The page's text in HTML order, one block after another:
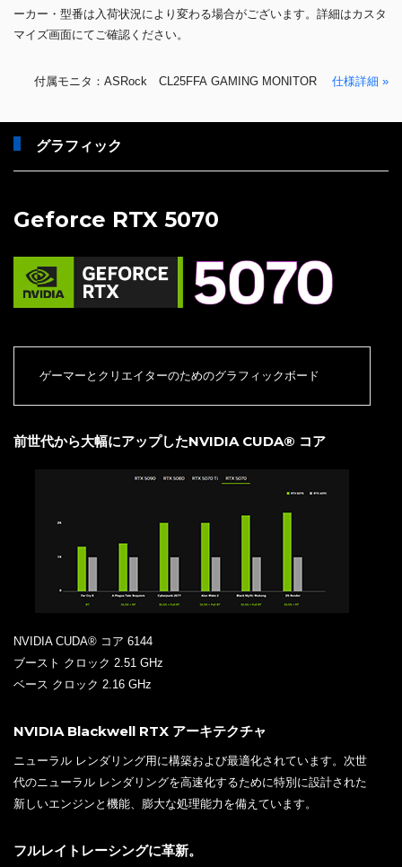
ーカー・型番は入荷状況により変わる場合がございます。詳細はカスタ
マイズ画面にてご確認ください。
付属モニタ：ASRock CL25FFA GAMING MONITOR 仕様詳細 »
グラフィック
Geforce RTX 5070
ゲーマーとクリエイターのためのグラフィックボード
前世代から大幅にアップしたNVIDIA CUDA® コア
NVIDIA CUDA® コア 6144
ブースト クロック 2.51 GHz
ベース クロック 2.16 GHz
NVIDIA Blackwell RTX アーキテクチャ
ニューラル レンダリング用に構築および最適化されています。次世
代のニューラル レンダリングを高速化するために特別に設計された
新しいエンジンと機能、膨大な処理能力を備えています。
フルレイトレーシングに革新。